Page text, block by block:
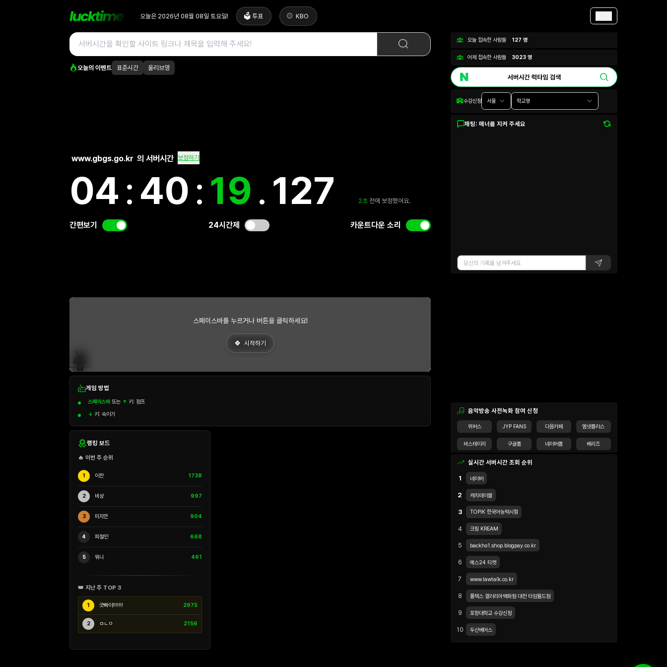
오늘은 2026년 08월 08일 토요일! 🗳️ 투표 KBO
오늘의 이벤트 표준시간 올리브영
www.gbgs.go.kr 의 서버시간 보정하기
04:40:19.581 3초 전에 보정했어요.
간편보기 24시간제 카운트다운 소리
스페이스바를 누르거나 버튼을 클릭하세요!
시작하기
게임 방법
스페이스바또는 ↑ 키: 점프
↓ 키: 숙이기
랭킹 보드
🔥 이번 주 순위
1 이찬 1738
2 비상 997
3 미지안 904
4 피철인 668
5 워니 461
👑 지난 주 TOP 3
1 긋빠이!!!!!!! 2975
2 ㅁㄴㅇ 2156
오늘 접속한 사람들 127 명
어제 접속한 사람들 3023명
수강신청 서울 학교명
채팅: 매너를 지켜 주세요
음악방송 사전녹화 참여 신청
위버스 JYP FANS 다음카페 엠넷플러스
비스테이지 구글폼 네이버폼 베리즈
실시간 서버시간 조회 순위
1 네이버
2 캐치테이블
3 TOPIK 한국어능력시험
4 크림 KREAM
5 backho1.shop.blogpay.co.kr
6 예스24 티켓
7 www.lawtalk.co.kr
8 롤렉스 겔러리아백화점 대전 타임월드점
9 포항대학교 수강신청
10 두산베어스